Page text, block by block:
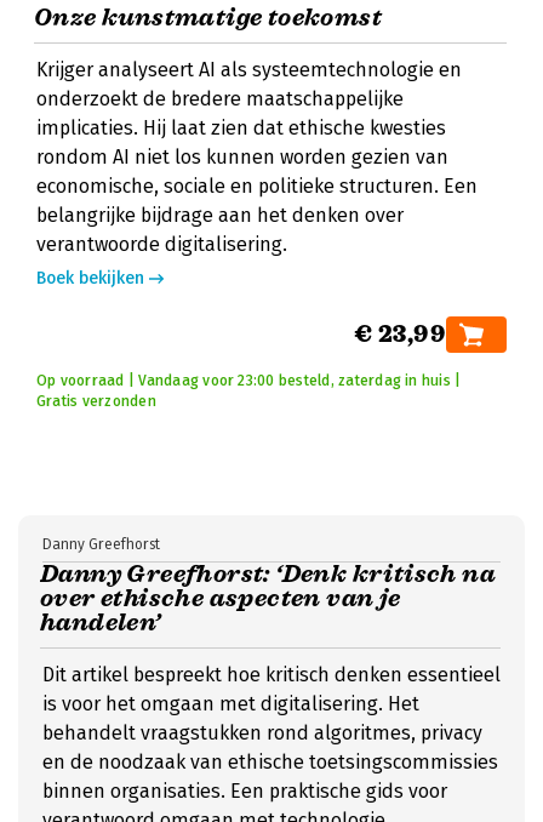
Onze kunstmatige toekomst
Krijger analyseert AI als systeemtechnologie en
onderzoekt de bredere maatschappelijke
implicaties. Hij laat zien dat ethische kwesties
rondom AI niet los kunnen worden gezien van
economische, sociale en politieke structuren. Een
belangrijke bijdrage aan het denken over
verantwoorde digitalisering.
Boek bekijken
€ 23,99
Op voorraad | Vandaag voor 23:00 besteld, zaterdag in huis |
Gratis verzonden
Danny Greefhorst: ‘Denk kritisch na
over ethische aspecten van je
handelen’
Danny Greefhorst
Dit artikel bespreekt hoe kritisch denken essentieel
is voor het omgaan met digitalisering. Het
behandelt vraagstukken rond algoritmes, privacy
en de noodzaak van ethische toetsingscommissies
binnen organisaties. Een praktische gids voor